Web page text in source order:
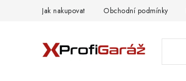
Jak nakupovat Obchodní podmínky